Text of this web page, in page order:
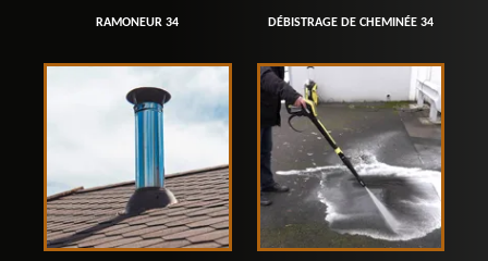
RAMONEUR 34 DÉBISTRAGE DE CHEMINÉE 34